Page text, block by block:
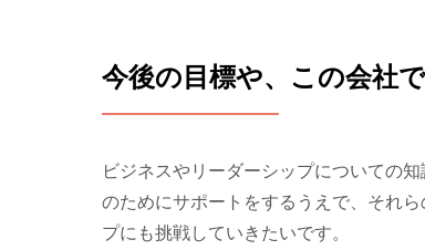
今後の目標や、この会社
ビジネスやリーダーシップについての
のためにサポートをするうえで、それ
プにも挑戦していきたいです。